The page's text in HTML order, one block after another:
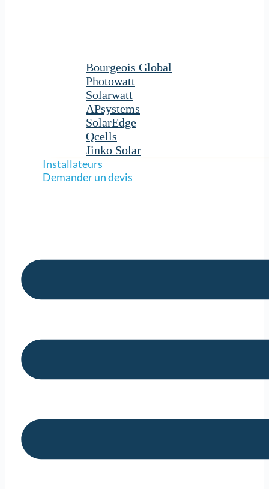
Bourgeois Global
Photowatt
Solarwatt
APsystems
SolarEdge
Qcells
Jinko Solar
Installateurs
Demander un devis